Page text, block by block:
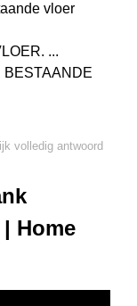
vloer
...
BESTAANDE
volledig antwoord
Home